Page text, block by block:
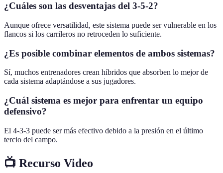
¿Cuáles son las desventajas del 3-5-2?
Aunque ofrece versatilidad, este sistema puede ser vulnerable en los
flancos si los carrileros no retroceden lo suficiente.
¿Es posible combinar elementos de ambos sistemas?
Sí, muchos entrenadores crean híbridos que absorben lo mejor de
cada sistema adaptándose a sus jugadores.
¿Cuál sistema es mejor para enfrentar un equipo
defensivo?
El 4-3-3 puede ser más efectivo debido a la presión en el último
tercio del campo.
📺 Recurso Video